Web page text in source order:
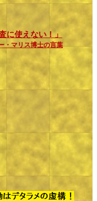
に使えない！」
・マリス博士の言葉